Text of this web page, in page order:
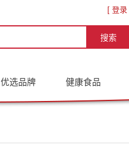
[ 登录
优选品牌 健康食品